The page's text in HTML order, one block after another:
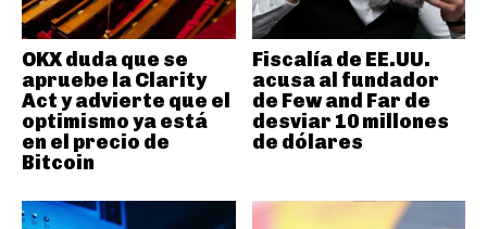
OKX duda que se
apruebe la Clarity
Act y advierte que el
optimismo ya está
en el precio de
Bitcoin
Fiscalía de EE.UU.
acusa al fundador
de Few and Far de
desviar 10 millones
de dólares